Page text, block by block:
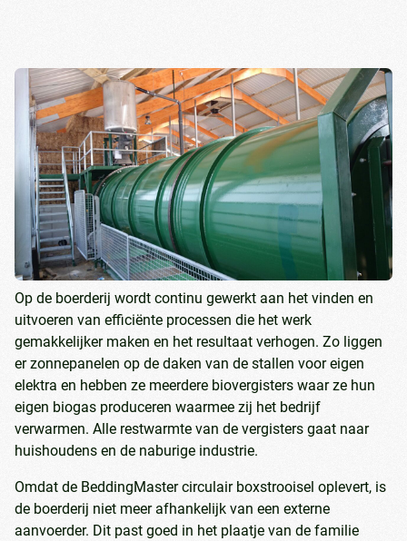
Op de boerderij wordt continu gewerkt aan het vinden en
uitvoeren van efficiënte processen die het werk
gemakkelijker maken en het resultaat verhogen. Zo liggen
er zonnepanelen op de daken van de stallen voor eigen
elektra en hebben ze meerdere biovergisters waar ze hun
eigen biogas produceren waarmee zij het bedrijf
verwarmen. Alle restwarmte van de vergisters gaat naar
huishoudens en de naburige industrie.
Omdat de BeddingMaster circulair boxstrooisel oplevert, is
de boerderij niet meer afhankelijk van een externe
aanvoerder. Dit past goed in het plaatje van de familie